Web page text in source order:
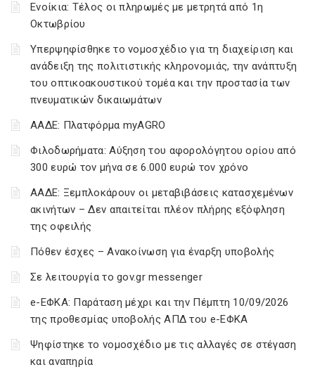
Ενοίκια: Τέλος οι πληρωμές με μετρητά από 1η
Οκτωβρίου
Υπερψηφίσθηκε το νομοσχέδιο για τη διαχείριση και
ανάδειξη της πολιτιστικής κληρονομιάς, την ανάπτυξη
του οπτικοακουστικού τομέα και την προστασία των
πνευματικών δικαιωμάτων
ΑΑΔΕ: Πλατφόρμα myAGRO
Φιλοδωρήματα: Αύξηση του αφορολόγητου ορίου από
300 ευρώ τον μήνα σε 6.000 ευρώ τον χρόνο
ΑΑΔΕ: Ξεμπλοκάρουν οι μεταβιβάσεις κατασχεμένων
ακινήτων – Δεν απαιτείται πλέον πλήρης εξόφληση
της οφειλής
Πόθεν έσχες – Ανακοίνωση για έναρξη υποβολής
Σε λειτουργία το gov.gr messenger
e-ΕΦΚΑ: Παράταση μέχρι και την Πέμπτη 10/09/2026
της προθεσμίας υποβολής ΑΠΔ του e-ΕΦΚΑ
Ψηφίστηκε το νομοσχέδιο με τις αλλαγές σε στέγαση
και αναπηρία